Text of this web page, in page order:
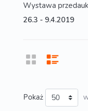
Wystawa
26.3 - 9.4.2019
Pokaż